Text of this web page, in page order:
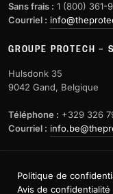
Sans frais : 1 (800) 361-
Courriel :
GROUPE PROTECH –
Hulsdonk 35
9042 Gand, Belgique
Téléphone : +329 326
Courriel :
Politique de
Avis de confidentialité